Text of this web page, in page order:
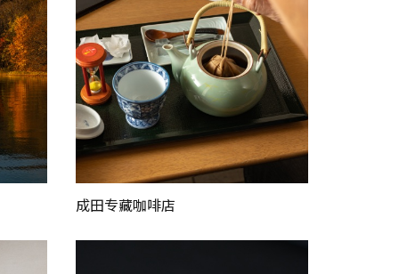
成田专藏咖啡店